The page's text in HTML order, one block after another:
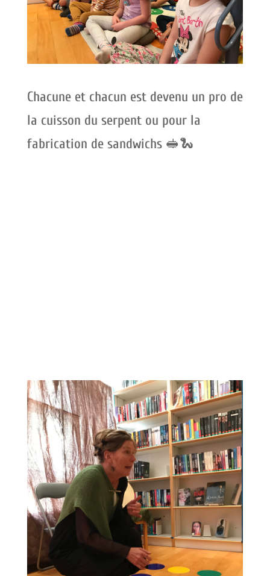
Chacune et chacun est devenu un pro de
la cuisson du serpent ou pour la
fabrication de sandwichs 🥪🐍